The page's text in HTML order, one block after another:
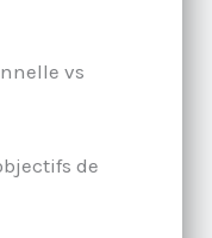
vs
de